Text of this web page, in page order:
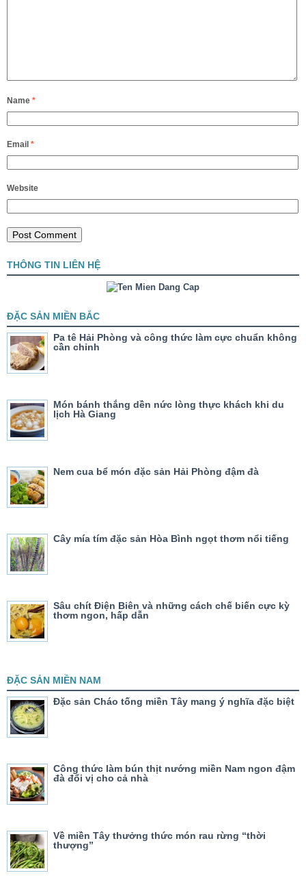
Name *
Email *
Website
THÔNG TIN LIÊN HỆ
ĐẶC SẢN MIỀN BẮC
Pa tê Hải Phòng và công thức làm cực chuẩn không
cần chỉnh
Món bánh thắng dền nức lòng thực khách khi du
lịch Hà Giang
Nem cua bể món đặc sản Hải Phòng đậm đà
Cây mía tím đặc sản Hòa Bình ngọt thơm nổi tiếng
Sâu chít Điện Biên và những cách chế biến cực kỳ
thơm ngon, hấp dẫn
ĐẶC SẢN MIỀN NAM
Đặc sản Cháo tống miền Tây mang ý nghĩa đặc biệt
Công thức làm bún thịt nướng miền Nam ngon đậm
đà đổi vị cho cả nhà
Về miền Tây thưởng thức món rau rừng “thời
thượng”